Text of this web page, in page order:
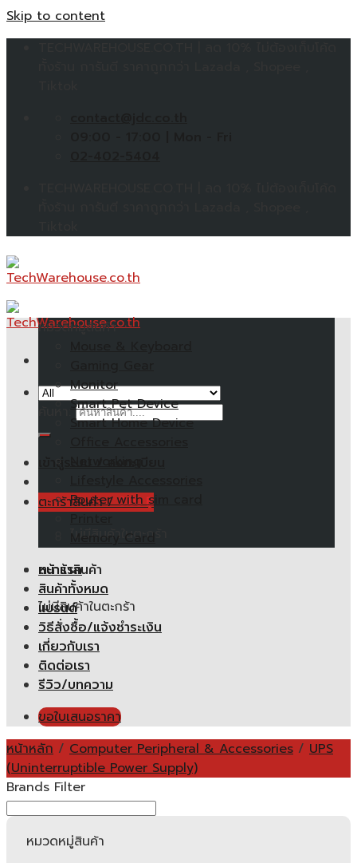
Skip to content
ตะกร้าสินค้า /0.00฿
ไม่มีสินค้าในตะกร้า
ตะกร้าสินค้า
ไม่มีสินค้าในตะกร้า
หมวดหมู่สินค้า
Monitor
Smart Pet Device
Smart Home Device
Router with sim card
Memory Card
หน้าแรก
สินค้าทั้งหมด
แบรนด์
วิธีสั่งซื้อ/แจ้งชำระเงิน
เกี่ยวกับเรา
ติดต่อเรา
รีวิว/บทความ
ขอใบเสนอราคา
หน้าหลัก / Computer Peripheral & Accessories / UPS
(Uninterruptible Power Supply)
Brands Filter
หมวดหมู่สินค้า